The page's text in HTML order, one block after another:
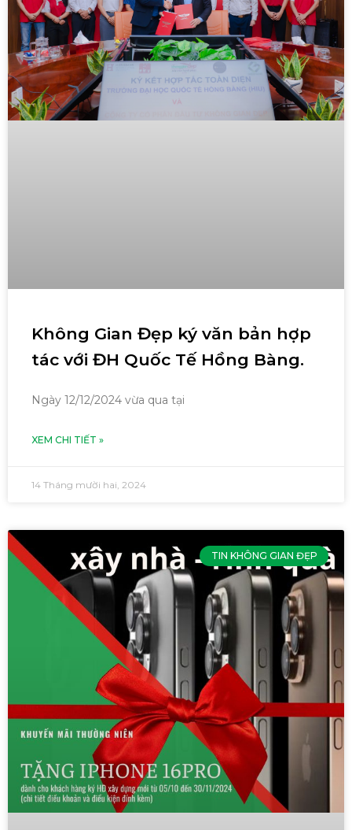
Không Gian Đẹp ký văn bản hợp
tác với ĐH Quốc Tế Hồng Bàng.
Ngày 12/12/2024 vừa qua tại
XEM CHI TIẾT »
14 Tháng mười hai, 2024
TIN KHÔNG GIAN ĐẸP